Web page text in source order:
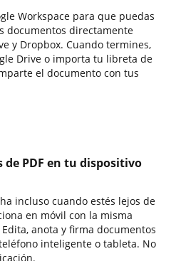
Workspace para que puedas
documentos directamente
y Dropbox. Cuando termines,
Drive o importa tu libreta de
el documento con tus
PDF en tu dispositivo
incluso cuando estés lejos de
en móvil con la misma
anota y firma documentos
inteligente o tableta. No